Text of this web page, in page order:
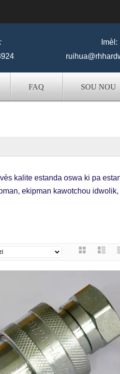
Imèl:
FAQ SOU NOU
kalite estanda oswa ki pa
ekipman kawotchou idwolik,